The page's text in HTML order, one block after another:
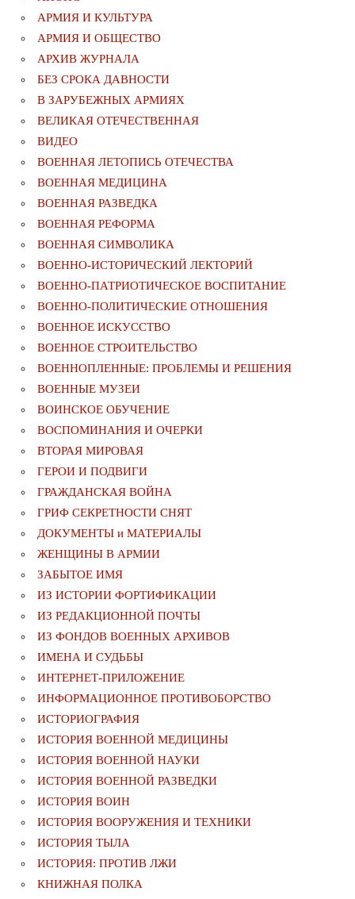
АРМИЯ И КУЛЬТУРА
АРМИЯ И ОБЩЕСТВО
АРХИВ ЖУРНАЛА
БЕЗ СРОКА ДАВНОСТИ
В ЗАРУБЕЖНЫХ АРМИЯХ
ВЕЛИКАЯ ОТЕЧЕСТВЕННАЯ
ВИДЕО
ВОЕННАЯ ЛЕТОПИСЬ ОТЕЧЕСТВА
ВОЕННАЯ МЕДИЦИНА
ВОЕННАЯ РАЗВЕДКА
ВОЕННАЯ РЕФОРМА
ВОЕННАЯ СИМВОЛИКА
ВОЕННО-ИСТОРИЧЕСКИЙ ЛЕКТОРИЙ
ВОЕННО-ПАТРИОТИЧЕСКОЕ ВОСПИТАНИЕ
ВОЕННО-ПОЛИТИЧЕСКИE ОТНОШЕНИЯ
ВОЕННОЕ ИСКУССТВО
ВОЕННОЕ СТРОИТЕЛЬСТВО
ВОЕННОПЛЕННЫЕ: ПРОБЛЕМЫ И РЕШЕНИЯ
ВОЕННЫЕ МУЗЕИ
ВОИНСКОЕ ОБУЧЕНИЕ
ВОСПОМИНАНИЯ И ОЧЕРКИ
ВТОРАЯ МИРОВАЯ
ГЕРОИ И ПОДВИГИ
ГРАЖДАНСКАЯ ВОЙНА
ГРИФ СЕКРЕТНОСТИ СНЯТ
ДОКУМЕНТЫ и МАТЕРИАЛЫ
ЖЕНЩИНЫ В АРМИИ
ЗАБЫТОЕ ИМЯ
ИЗ ИСТОРИИ ФОРТИФИКАЦИИ
ИЗ РЕДАКЦИОННОЙ ПОЧТЫ
ИЗ ФОНДОВ ВОЕННЫХ АРХИВОВ
ИМЕНА И СУДЬБЫ
ИНТЕРНЕТ-ПРИЛОЖЕНИЕ
ИНФОРМАЦИОННОЕ ПРОТИВОБОРСТВО
ИСТОРИОГРАФИЯ
ИСТОРИЯ ВОЕННОЙ МЕДИЦИНЫ
ИСТОРИЯ ВОЕННОЙ НАУКИ
ИСТОРИЯ ВОЕННОЙ РАЗВЕДКИ
ИСТОРИЯ ВОИН
ИСТОРИЯ ВООРУЖЕНИЯ И ТЕХНИКИ
ИСТОРИЯ ТЫЛА
ИСТОРИЯ: ПРОТИВ ЛЖИ
КНИЖНАЯ ПОЛКА